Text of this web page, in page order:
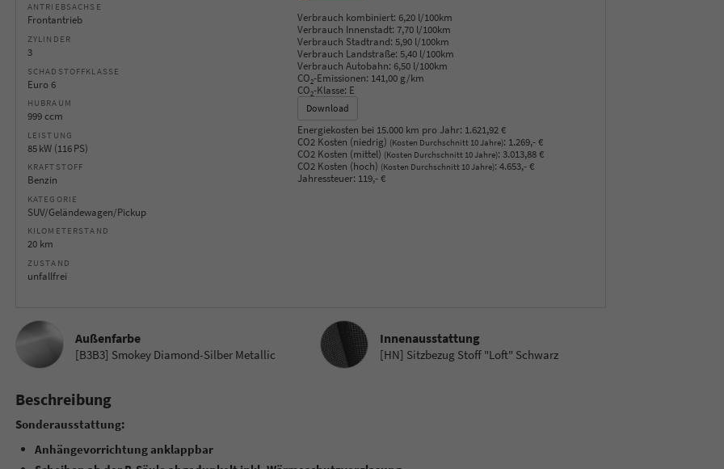
ANTRIEBSACHSE
Frontantrieb
ZYLINDER
3
SCHADSTOFFKLASSE
Euro 6
HUBRAUM
999 ccm
LEISTUNG
85 kW (116 PS)
KRAFTSTOFF
Benzin
KATEGORIE
SUV/Geländewagen/Pickup
KILOMETERSTAND
20 km
ZUSTAND
unfallfrei
Verbrauch kombiniert: 6,20 l/100km
Verbrauch Innenstadt: 7,70 l/100km
Verbrauch Stadtrand: 5,90 l/100km
Verbrauch Landstraße: 5,40 l/100km
Verbrauch Autobahn: 6,50 l/100km
CO2-Emissionen: 141,00 g/km
CO2-Klasse: E
Download
Energiekosten bei 15.000 km pro Jahr: 1.621,92 €
CO2 Kosten (niedrig) (Kosten Durchschnitt 10 Jahre): 1.269,- €
CO2 Kosten (mittel) (Kosten Durchschnitt 10 Jahre): 3.013,88 €
CO2 Kosten (hoch) (Kosten Durchschnitt 10 Jahre): 4.653,- €
Jahressteuer: 119,- €
Außenfarbe
[B3B3] Smokey Diamond-Silber Metallic
Innenausstattung
Innenausstattung
[HN] Sitzbezug Stoff "Loft" Schwarz
Beschreibung
Sonderausstattung:
Anhängevorrichtung anklappbar